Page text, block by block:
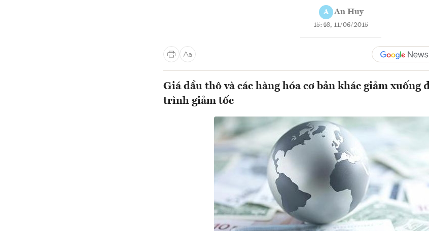
A An Huy
15:48, 11/06/2015
Giá dầu thô và các hàng hóa cơ bản khác giảm xuống
trình giảm tốc